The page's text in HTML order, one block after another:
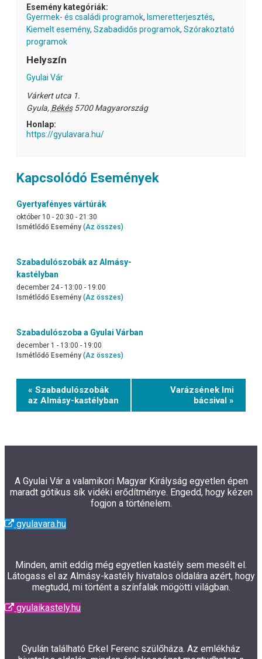
Esemény kategóriák:
Gyermek- és családi programok, Ismeretterjesztés,
Kiemelt esemény, Szabadidős programok, Szórakoztató
programok
Helyszín
Gyulai Vár
Várkert utca 1.
Gyula, Békés 5700 Magyarország
Honlap:
https://gyulavara.hu/
Kapcsolódó Események
Gyertyafényes vártúrák
október 10 - 20:30 - 21:30
Ismétlődő Esemény (Az összes)
Szabadulószobák az Almásy-
kastélyban
december 24 - 13:00 - 19:00
Ismétlődő Esemény (Az összes)
Szabadulószoba a Gyulai Várban
december 1 - 13:00 - 19:00
Ismétlődő Esemény (Az összes)
Event
Navigation
« Szabadulószobák
az Almásy-kastélyban
Varázsének Imi
bácsival »
A Gyulai Vár a valamikori Magyar Királyság egyetlen épen
maradt gótikus sík vidéki erődítménye. Engedd, hogy kézen
fogjon a történelem.
gyulavara.hu
Minden, amit eddig még egyetlen kastély sem mesélt el.
Látogass el az Almásy-kastély hivatalos oldalára azért, hogy
megtudd, mi történt a színfalak mögötti világban.
gyulaikastely.hu
Gyulán található Erkel Ferenc szülőháza. Az emlékház